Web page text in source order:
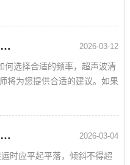
温州如何选择超声波清洗设备的频率？ 2026-03-12
何选择合适的频率，超声波清
将为您提供合适的建议。如果
温州超声波清洗设备使用注意事项 2026-03-04
时应平起平落，倾斜不得超